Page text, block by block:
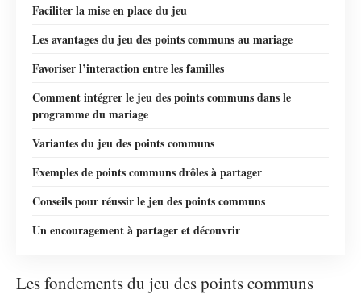
Faciliter la mise en place du jeu
Les avantages du jeu des points communs au mariage
Favoriser l’interaction entre les familles
Comment intégrer le jeu des points communs dans le
programme du mariage
Variantes du jeu des points communs
Exemples de points communs drôles à partager
Conseils pour réussir le jeu des points communs
Un encouragement à partager et découvrir
Les fondements du jeu des points communs